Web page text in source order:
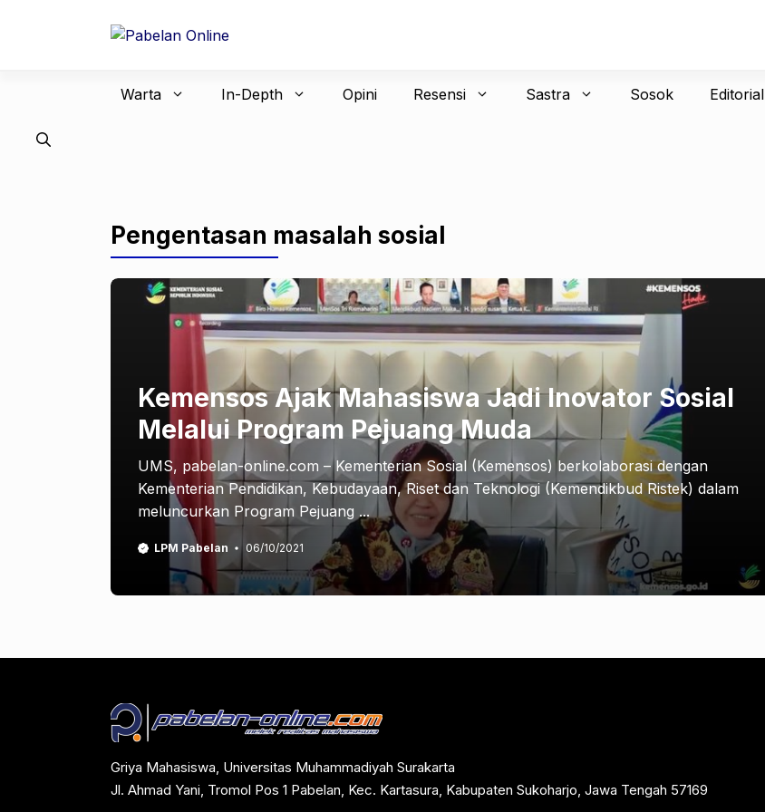
Warta In-Depth Opini Resensi Sastra Sosok Editorial
Pengentasan masalah sosial
Kemensos Ajak Mahasiswa Jadi Inovator Sosial
Melalui Program Pejuang Muda
UMS, pabelan-online.com – Kementerian Sosial (Kemensos) berkolaborasi dengan
Kementerian Pendidikan, Kebudayaan, Riset dan Teknologi (Kemendikbud Ristek) dalam
meluncurkan Program Pejuang ...
LPM Pabelan 06/10/2021
Griya Mahasiswa, Universitas Muhammadiyah Surakarta
Jl. Ahmad Yani, Tromol Pos 1 Pabelan, Kec. Kartasura, Kabupaten Sukoharjo, Jawa Tengah 57169